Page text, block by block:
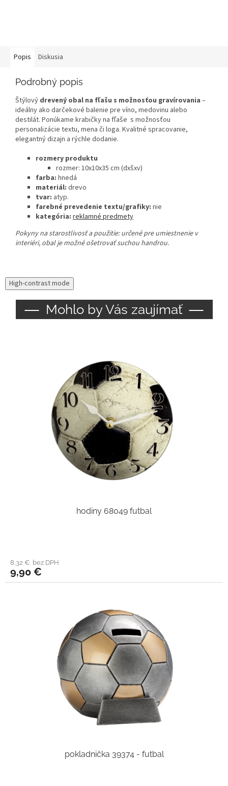
Popis Diskusia
Podrobný popis
Štýlový drevený obal na fľašu s možnosťou gravírovania –
ideálny ako darčekové balenie pre víno, medovinu alebo
destilát. Ponúkame krabičky na fľaše s možnosťou
personalizácie textu, mena či loga. Kvalitné spracovanie,
elegantný dizajn a rýchle dodanie.
rozmery produktu
rozmer: 10x10x35 cm (dxšxv)
farba: hnedá
materiál: drevo
tvar: atyp.
farebné prevedenie textu/grafiky: nie
kategória: reklamné predmety
Pokyny na starostlivosť a použitie: určené pre umiestnenie v
interiéri, obal je možné ošetrovať suchou handrou.
High-contrast mode
Mohlo by Vás zaujímať
hodiny 68049 futbal
8,32 € bez DPH
9,90 €
pokladnička 39374 - futbal